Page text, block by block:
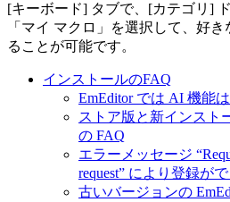
[キーボード] タブで、[カテゴリ]
「マイ マクロ」を選択して、好
ることが可能です。
インストールのFAQ
EmEditor では AI 機能
ストア版と新インスト
の FAQ
エラーメッセージ
request” により登録がで
古いバージョンの